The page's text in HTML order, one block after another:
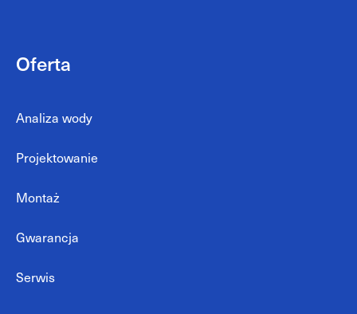
Oferta
Analiza wody
Projektowanie
Montaż
Gwarancja
Serwis